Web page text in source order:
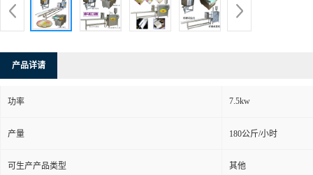
产品详请
功率 7.5kw
产量 180公斤/小时
可生产产品类型 其他